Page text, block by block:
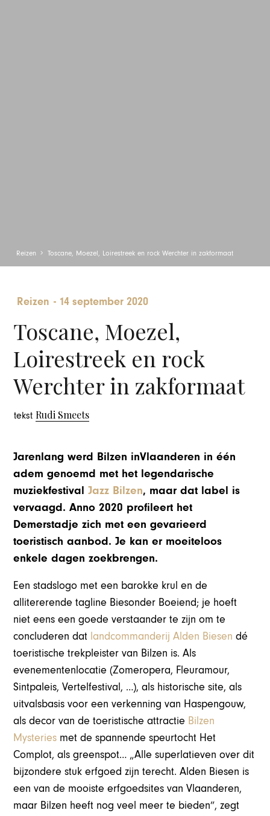
Reizen Toscane, Moezel, Loirestreek en rock Werchter in zakformaat
Reizen - 14 september 2020
Toscane, Moezel,
Loirestreek en rock
Werchter in zakformaat
tekstRudi Smeets
Jarenlang werd Bilzen inVlaanderen in één
adem genoemd met het legendarische
muziekfestivalJazz Bilzen, maar dat label is
vervaagd. Anno 2020 profileert het
Demerstadje zich met een gevarieerd
toeristisch aanbod. Je kan er moeiteloos
enkele dagen zoekbrengen.
Een stadslogo met een barokke krul en de
allitererende tagline Biesonder Boeiend; je hoeft
niet eens een goede verstaander te zijn om te
concluderen dat landcommanderij Alden Biesen dé
toeristische trekpleister van Bilzen is. Als
evenementenlocatie (Zomeropera, Fleuramour,
Sintpaleis, Vertelfestival, …), als historische site, als
uitvalsbasis voor een verkenning van Haspengouw,
als decor van de toeristische attractie Bilzen
Mysteries met de spannende speurtocht Het
Complot, als greenspot… „Alle superlatieven over dit
bijzondere stuk erfgoed zijn terecht. Alden Biesen is
een van de mooiste erfgoedsites van Vlaanderen,
maar Bilzen heeft nog veel meer te bieden”, zegt